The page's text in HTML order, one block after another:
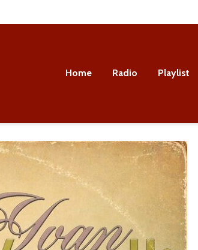
Home Radio Playlist